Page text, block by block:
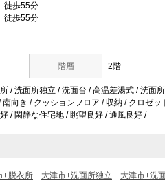
徒歩55分
徒歩55分
階層 2階
/ 洗面所独立 / 洗面台 / 高温差湯式 / 洗面
向き / クッションフロア / 収納 / クロゼ
/ 閑静な住宅地 / 眺望良好 / 通風良好 /
+脱衣所 大津市+洗面所独立 大津市+洗